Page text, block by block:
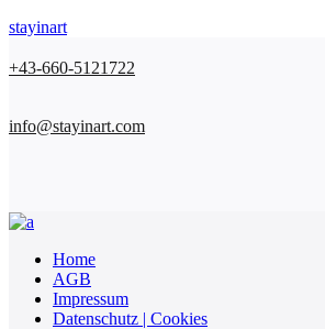
stayinart
+43-660-5121722
info@stayinart.com
Home
AGB
Impressum
Datenschutz | Cookies